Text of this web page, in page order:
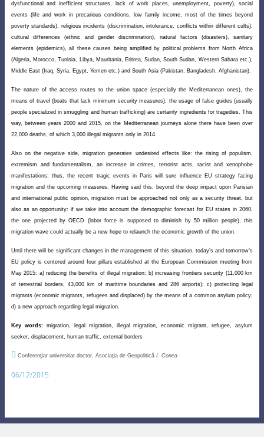
dysfunctional and inefficient structures, lack of work places, unemployment, poverty), social
events (life and work in precarious conditions, low family income, most of the times beyond
poverty standards), religious incidents (discrimination, intolerance, conflicts within different cults),
cultural differences (ethnic and gender discrimination), natural factors (disasters), sanitary
elements (epidemics), all these causes being amplified by political problems from North Africa
(Algeria, Morocco, Tunisia, Libya, Mauritania, Eritrea, Sudan, South Sudan, Western Sahara etc.),
Middle East (Iraq, Syria, Egypt, Yemen etc.) and South Asia (Pakistan, Bangladesh, Afghanistan).
The nature of the access routes to the union space (especially the Mediterranean ones), the
means of travel (boats that lack minimum security measures), the usage of false guides (usually
people specialized in smuggling and human trafficking) are certainly ingredients for tragedies. This
way, between years 2000 and 2015, on the Mediterranean journeys alone there have been over
22,000 deaths, of which 3,000 illegal migrants only in 2014.
Also on the negative side, migration generates undesired effects like: the rising of populism,
extremism and fundamentalism, an increase in crimes, terrorist acts, racist and xenophobe
manifestations; thus, the recent tragic events in Paris will sure influence EU strategy facing
migration and the upcoming measures. Having said this, beyond the deep impact upon Parisian
and international public opinion, migration must be approached not only as a security threat, but
also as an opportunity: if we take into account the demographic forecast for EU states in 2060,
the one projected by OECD (labor force is supposed to diminish by 50 million people), this
migration wave could actually be a new hope to relaunch the economic growth of the union.
Until there will be significant changes in the management of this situation, today’s and tomorrow’s
EU policy is centered around four pillars established at the European Commission meeting from
May 2015: a) reducing the benefits of illegal migration; b) increasing frontiers security (11,000 km
of terrestrial borders, 43,000 km of maritime boundaries and 286 airports); c) protecting legal
migrants (economic migrants, refugees and displaced) by the means of a common asylum policy;
d) a new approach regarding legal migration.
Key words: migration, legal migration, illegal migration, economic migrant, refugee, asylum
seeker, displacement, human traffic, external borders
 Conferenţiar universitar doctor, Asociaţia de Geopolitică I. Conea
06/12/2015